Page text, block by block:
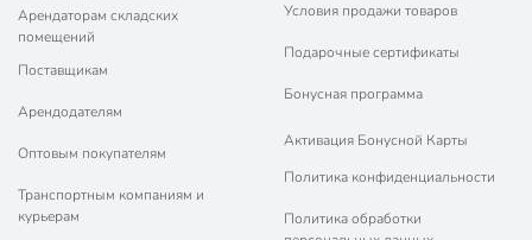
Арендаторам складских
помещений
Поставщикам
Арендодателям
Оптовым покупателям
Транспортным компаниям и
курьерам
Условия продажи товаров
Подарочные сертификаты
Бонусная программа
Активация Бонусной Карты
Политика конфиденциальности
Политика обработки